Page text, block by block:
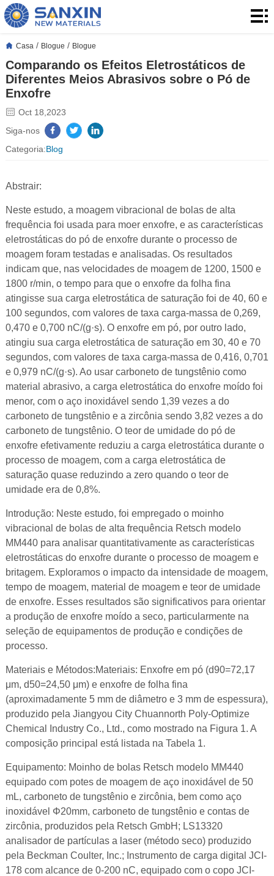
Casa
Produtos
Aplicação
Blogue
Quem
somos
Contato
Casa / Blogue / Blogue
Comparando os Efeitos Eletrostáticos de
Diferentes Meios Abrasivos sobre o Pó de
Enxofre
Oct 18,2023
Siga-nos
Categoria:Blog
Abstrair:
Neste estudo, a moagem vibracional de bolas de alta
frequência foi usada para moer enxofre, e as características
eletrostáticas do pó de enxofre durante o processo de
moagem foram testadas e analisadas. Os resultados
indicam que, nas velocidades de moagem de 1200, 1500 e
1800 r/min, o tempo para que o enxofre da folha fina
atingisse sua carga eletrostática de saturação foi de 40, 60 e
100 segundos, com valores de taxa carga-massa de 0,269,
0,470 e 0,700 nC/(g·s). O enxofre em pó, por outro lado,
atingiu sua carga eletrostática de saturação em 30, 40 e 70
segundos, com valores de taxa carga-massa de 0,416, 0,701
e 0,979 nC/(g·s). Ao usar carboneto de tungstênio como
material abrasivo, a carga eletrostática do enxofre moído foi
menor, com o aço inoxidável sendo 1,39 vezes a do
carboneto de tungstênio e a zircônia sendo 3,82 vezes a do
carboneto de tungstênio. O teor de umidade do pó de
enxofre efetivamente reduziu a carga eletrostática durante o
processo de moagem, com a carga eletrostática de
saturação quase reduzindo a zero quando o teor de
umidade era de 0,8%.
Introdução: Neste estudo, foi empregado o moinho
vibracional de bolas de alta frequência Retsch modelo
MM440 para analisar quantitativamente as características
eletrostáticas do enxofre durante o processo de moagem e
britagem. Exploramos o impacto da intensidade de moagem,
tempo de moagem, material de moagem e teor de umidade
de enxofre. Esses resultados são significativos para orientar
a produção de enxofre moído a seco, particularmente na
seleção de equipamentos de produção e condições de
processo.
Materiais e Métodos:Materiais: Enxofre em pó (d90=72,17
μm, d50=24,50 μm) e enxofre de folha fina
(aproximadamente 5 mm de diâmetro e 3 mm de espessura),
produzido pela Jiangyou City Chuannorth Poly-Optimize
Chemical Industry Co., Ltd., como mostrado na Figura 1. A
composição principal está listada na Tabela 1.
Equipamento: Moinho de bolas Retsch modelo MM440
equipado com potes de moagem de aço inoxidável de 50
mL, carboneto de tungstênio e zircônia, bem como aço
inoxidável Φ20mm, carboneto de tungstênio e contas de
zircônia, produzidos pela Retsch GmbH; LS13320
analisador de partículas a laser (método seco) produzido
pela Beckman Coulter, Inc.; Instrumento de carga digital JCI-
178 com alcance de 0-200 nC, equipado com o copo JCI-